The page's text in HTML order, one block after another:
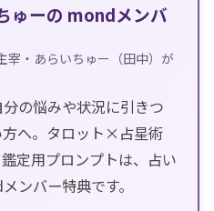
ゅーの mondメンバ
宰・あらいちゅー（田中）が
の悩みや状況に引きつ
へ。タロット×占星術
定用プロンプトは、占い
ンバー特典です。